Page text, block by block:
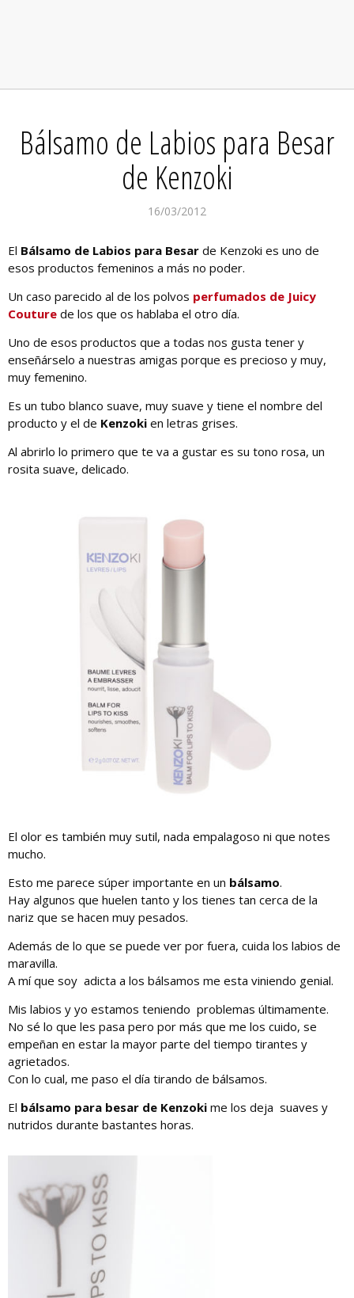
Bálsamo de Labios para Besar
de Kenzoki
16/03/2012
El Bálsamo de Labios para Besar de Kenzoki es uno de
esos productos femeninos a más no poder.
Un caso parecido al de los polvos perfumados de Juicy
Couture de los que os hablaba el otro día.
Uno de esos productos que a todas nos gusta tener y
enseñárselo a nuestras amigas porque es precioso y muy,
muy femenino.
Es un tubo blanco suave, muy suave y tiene el nombre del
producto y el de Kenzoki en letras grises.
Al abrirlo lo primero que te va a gustar es su tono rosa, un
rosita suave, delicado.
El olor es también muy sutil, nada empalagoso ni que notes
mucho.
Esto me parece súper importante en un bálsamo.
Hay algunos que huelen tanto y los tienes tan cerca de la
nariz que se hacen muy pesados.
Además de lo que se puede ver por fuera, cuida los labios de
maravilla.
A mí que soy adicta a los bálsamos me esta viniendo genial.
Mis labios y yo estamos teniendo problemas últimamente.
No sé lo que les pasa pero por más que me los cuido, se
empeñan en estar la mayor parte del tiempo tirantes y
agrietados.
Con lo cual, me paso el día tirando de bálsamos.
El bálsamo para besar de Kenzoki me los deja suaves y
nutridos durante bastantes horas.